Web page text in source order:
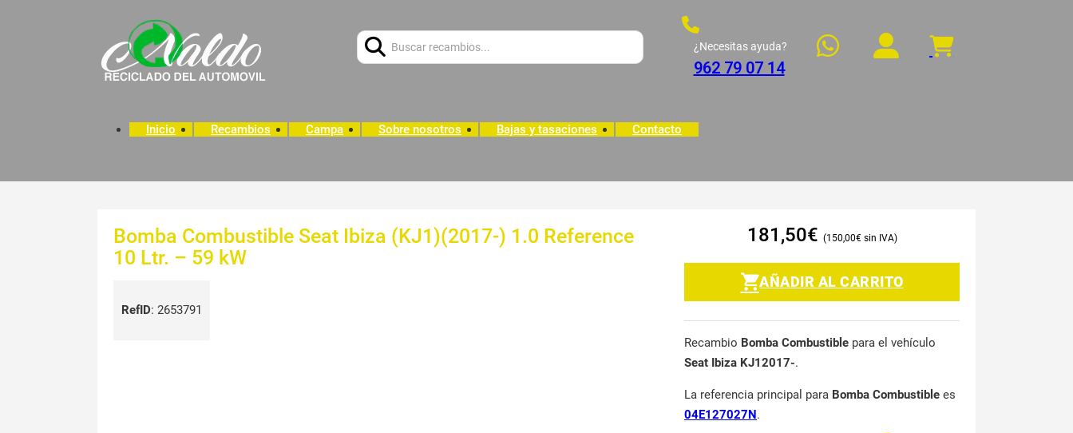
¿Necesitas ayuda?
962 79 07 14
Inicio Recambios Campa Sobre nosotros Bajas y tasaciones Contacto
Bomba Combustible Seat Ibiza (KJ1)(2017-) 1.0 Reference
10 Ltr. – 59 kW
RefID: 2653791
181,50€ 150,00€
AÑADIR AL CARRITO
Recambio Bomba Combustible para el vehículo
Seat Ibiza KJ12017-.
La referencia principal para Bomba Combustible es
04E127027N.